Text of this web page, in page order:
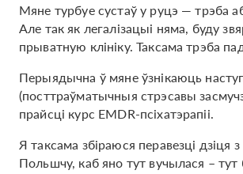
Мяне турбуе сустаў у руцэ — трэба
Але так як легалізацыі няма, буду
прыватную клініку. Таксама трэба
Перыядычна ў мяне ўзнікаюць
(посттраўматычныя стрэсавы
прайсці курс EMDR-псіхатэрапіі.
Я таксама збіраюся перавезці дзіця з
Польшчу, каб яно тут вучылася – тут